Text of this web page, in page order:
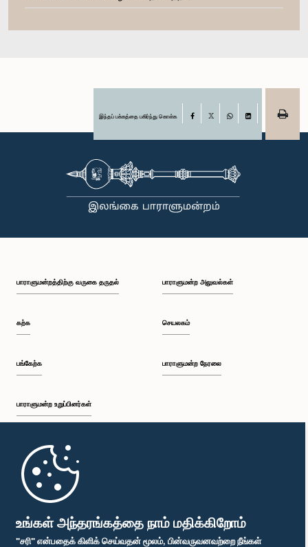
உங்கள் அந்தரங்கத்தை நாம் மதிக்கிறோம்
"சரி" என்பதைக் கிளிக் செய்வதன் மூலம், பின்வருவனவற்றை நீங்கள்
இந்தப் பக்கத்தை பகிர்ந்து கொள்க Facebook
பாராளுமன்றத்திற்கு வருகை தருதல்
கற்க
பங்கேற்க
பாராளுமன்ற உறுப்பினர்கள்
முதற்பக்கம்
பாராளுமன்ற அலுவல்கள்
செயலகம்
பாராளுமன்ற நேரலை
பாராளுமன்ற கையடக்க செயலி